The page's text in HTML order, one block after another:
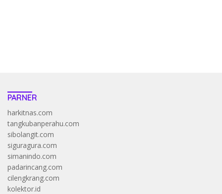
PARNER
harkitnas.com
tangkubanperahu.com
sibolangit.com
siguragura.com
simanindo.com
padarincang.com
cilengkrang.com
kolektor.id